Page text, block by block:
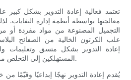
تعتمد فعالية إعادة التدوير بشكل
معالجتها بواسطة أنظمة إدارة
التجميل المصنوعة من مواد مفردة أو
علب الكرتون الخالية من الصفائح
إعادة التدوير بشكل متسق وتعليمات
المستهلكين إلى التخلص من مواد التغليف بشكل صحيح.
يُقدم إعادة التدوير نهجًا إبداعيًا